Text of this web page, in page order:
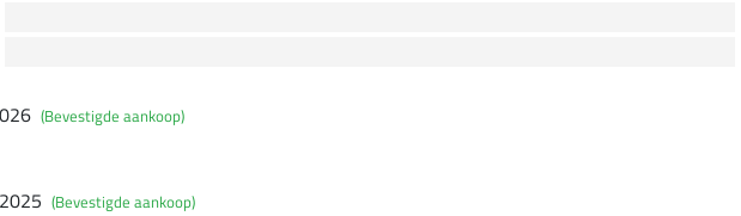
(Bevestigde aankoop)
(Bevestigde aankoop)